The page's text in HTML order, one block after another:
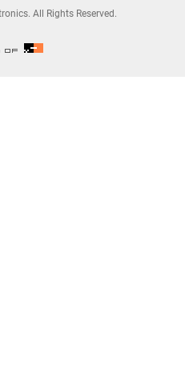
All Rights Reserved.